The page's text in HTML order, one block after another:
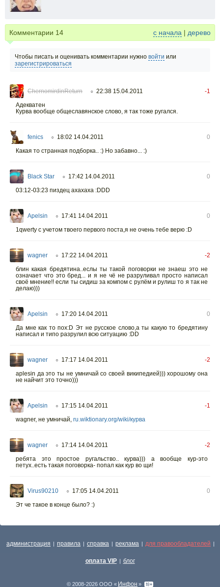
Комментарии 14 с начала | дерево
Чтобы писать и оценивать комментарии нужно войти или
зарегистрироваться
ChernomirdinReturn ○ 22:38 15.04.2011
-1
Адекватен
Курва вообще общеславянское слово, я так тоже ругался.
fenics ○ 18:02 14.04.2011
0
Какая то странная подборка.. :) Но забавно... :)
Black Star ○ 17:42 14.04.2011
0
03:12-03:23 пиздец ахахаха :DDD
Apelsin ○ 17:41 14.04.2011
0
1qwerty с учетом твоего первого поста,я не очень тебе верю :D
wagner ○ 17:22 14.04.2011
-2
блин какая бредятина..еслы ты такой поговорки не знаеш это не
означает что это бред... и я не чё не разруливал просто написал
своё мнение!! если ты сидиш за компом с рулём и рулиш то я так не
делаю)))
Apelsin ○ 17:20 14.04.2011
0
Да мне как то пох:D Эт не русское слово,а ты какую то бредятину
написал и типо разрулил всю ситуацию :DD
wagner ○ 17:17 14.04.2011
-2
aplesin да это ты не умничай со своей википедией))) хорошому она
не найчит это точно)))
Apelsin ○ 17:15 14.04.2011
-1
wagner, не умничай, ru.wiktionary.org/wiki/курва
wagner ○ 17:14 14.04.2011
-2
ребята это простое ругальство.. курва))) а вообще кур-это
петух..есть такая поговорка- попал как кур во щи!
Virus90210 ○ 17:05 14.04.2011
0
Эт че такое в конце было? :)
администрация | правила | справка | реклама | для правообладателей |
оплата VIP | блог
© 2008-2026 ООО « Инфон »